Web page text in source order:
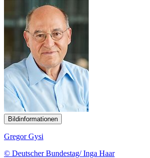
Bildinformationen
Gregor Gysi
© Deutscher Bundestag/ Inga Haar